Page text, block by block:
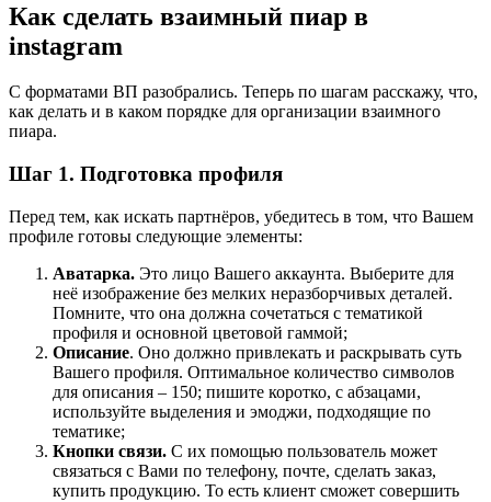
Как сделать взаимный пиар в
instagram
С форматами ВП разобрались. Теперь по шагам расскажу, что,
как делать и в каком порядке для организации взаимного
пиара.
Шаг 1. Подготовка профиля
Перед тем, как искать партнёров, убедитесь в том, что Вашем
профиле готовы следующие элементы:
Аватарка. Это лицо Вашего аккаунта. Выберите для
неё изображение без мелких неразборчивых деталей.
Помните, что она должна сочетаться с тематикой
профиля и основной цветовой гаммой;
Описание. Оно должно привлекать и раскрывать суть
Вашего профиля. Оптимальное количество символов
для описания – 150; пишите коротко, с абзацами,
используйте выделения и эмоджи, подходящие по
тематике;
Кнопки связи. С их помощью пользователь может
связаться с Вами по телефону, почте, сделать заказ,
купить продукцию. То есть клиент сможет совершить